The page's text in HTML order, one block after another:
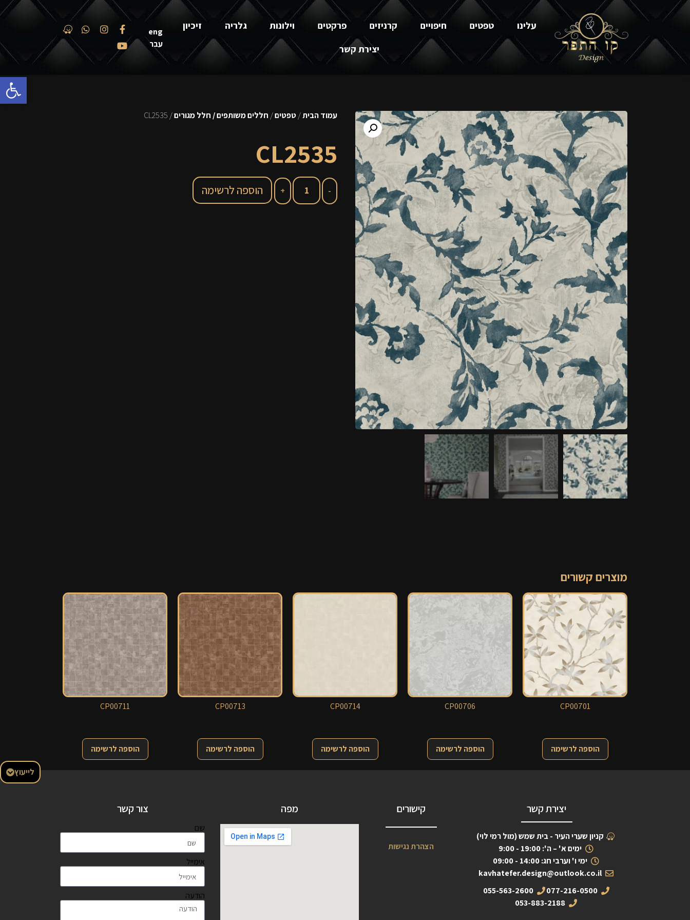
פתח
עלינו טפטים חיפויים קרניזים פרקטים וילונות גלריה
זיכיון
יצירת קשר
לייעוץ
eng
עבר
עמוד הבית/טפטים/ חללים משותפים / חלל מגורים/ CL2535
CL2535
הוספה לרשימה
מוצרים קשורים
CP00701
הוספה לרשימה
CP00706
הוספה לרשימה
CP00714
הוספה לרשימה
CP00713
הוספה לרשימה
CP00711
הוספה לרשימה
יצירת קשר
קניון שערי העיר - בית שמש (מול רמי לוי)
ימים א' – ה': 19:00 - 9:00
ימי ו' וערבי חג: 14:00 - 09:00
kavhatefer.design@outlook.co.il
077-216-0500
055-563-2600
053-883-2188
קישורים
הצהרת נגישות
מפה צור קשר
שם
אימייל
הודעה